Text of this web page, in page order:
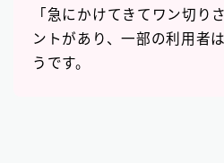
「急にかけてきてワン切り
ントがあり、一部の利用者
うです。